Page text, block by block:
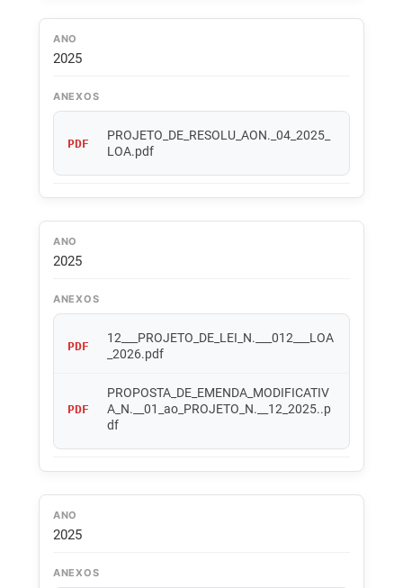
ANO
2025
ANEXOS
PDF
PROJETO_DE_RESOLU_AON._04_2025_
LOA.pdf
ANO
2025
ANEXOS
PDF
12___PROJETO_DE_LEI_N.___012___LOA
_2026.pdf
PDF
PROPOSTA_DE_EMENDA_MODIFICATIV
A_N.__01_ao_PROJETO_N.__12_2025..p
df
ANO
2025
ANEXOS